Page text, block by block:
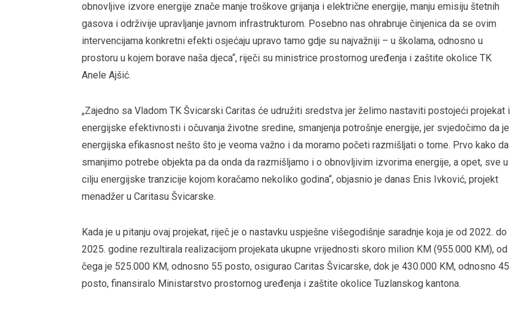
obnovljive izvore energije znače manje troškove grijanja i električne energije, manju emisiju štetnih
gasova i održivije upravljanje javnom infrastrukturom. Posebno nas ohrabruje činjenica da se ovim
intervencijama konkretni efekti osjećaju upravo tamo gdje su najvažniji – u školama, odnosno u
prostoru u kojem borave naša djeca“, riječi su ministrice prostornog uređenja i zaštite okolice TK
Anele Ajšić.
„Zajedno sa Vladom TK Švicarski Caritas će udružiti sredstva jer želimo nastaviti postojeći projekat i
energijske efektivnosti i očuvanja životne sredine, smanjenja potrošnje energije, jer svjedočimo da je
energijska efikasnost nešto što je veoma važno i da moramo početi razmišljati o tome. Prvo kako da
smanjimo potrebe objekta pa da onda da razmišljamo i o obnovljivim izvorima energije, a opet, sve u
cilju energijske tranzicije kojom koračamo nekoliko godina“, objasnio je danas Enis Ivković, projekt
menadžer u Caritasu Švicarske.
Kada je u pitanju ovaj projekat, riječ je o nastavku uspješne višegodišnje saradnje koja je od 2022. do
2025. godine rezultirala realizacijom projekata ukupne vrijednosti skoro milion KM (955.000 KM), od
čega je 525.000 KM, odnosno 55 posto, osigurao Caritas Švicarske, dok je 430.000 KM, odnosno 45
posto, finansiralo Ministarstvo prostornog uređenja i zaštite okolice Tuzlanskog kantona.